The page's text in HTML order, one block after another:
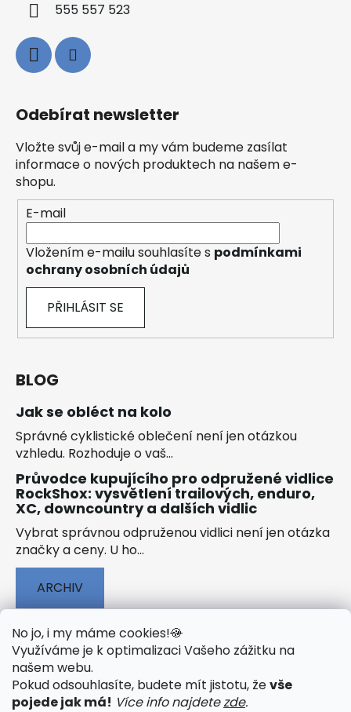
No jo, i my máme cookies!🍪
Využíváme je k optimalizaci Vašeho zážitku na
našem webu.
Pokud odsouhlasíte, budete mít jistotu, ževše
pojede jak má! Více info najdetezde.
555 557 523
Odebírat newsletter
Vložte svůj e-mail a my vám budeme zasílat
informace o nových produktech na našem e-
shopu.
E-mail
Vložením e-mailu souhlasíte s podmínkami
ochrany osobních údajů
PŘIHLÁSIT SE
BLOG
Jak se obléct na kolo
Správné cyklistické oblečení není jen otázkou
vzhledu. Rozhoduje o vaš...
Průvodce kupujícího pro odpružené vidlice
RockShox: vysvětlení trailových, enduro,
XC, downcountry a dalších vidlic
Vybrat správnou odpruženou vidlici není jen otázka
značky a ceny. U ho...
ARCHIV
🟢 TECHNOLOGIE
🟢 O ELEKTROKOLECH
🟢 NÁVODY KE STAŽENÍ